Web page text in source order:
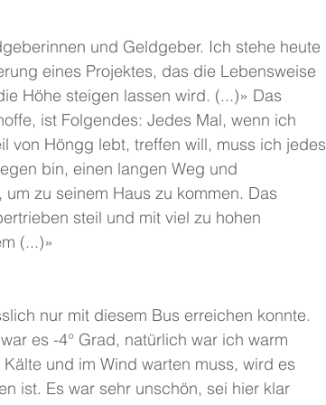
und Geldgeber. Ich stehe heute
eines Projektes, das die Lebensweise
Höhe steigen lassen wird. (...)» Das
ist Folgendes: Jedes Mal, wenn ich
von Höngg lebt, treffen will, muss ich jedes
bin, einen langen Weg und
zu seinem Haus zu kommen. Das
steil und mit viel zu hohen
(...)»
nur mit diesem Bus erreichen konnte.
es -4° Grad, natürlich war ich warm
und im Wind warten muss, wird es
ist. Es war sehr unschön, sei hier klar